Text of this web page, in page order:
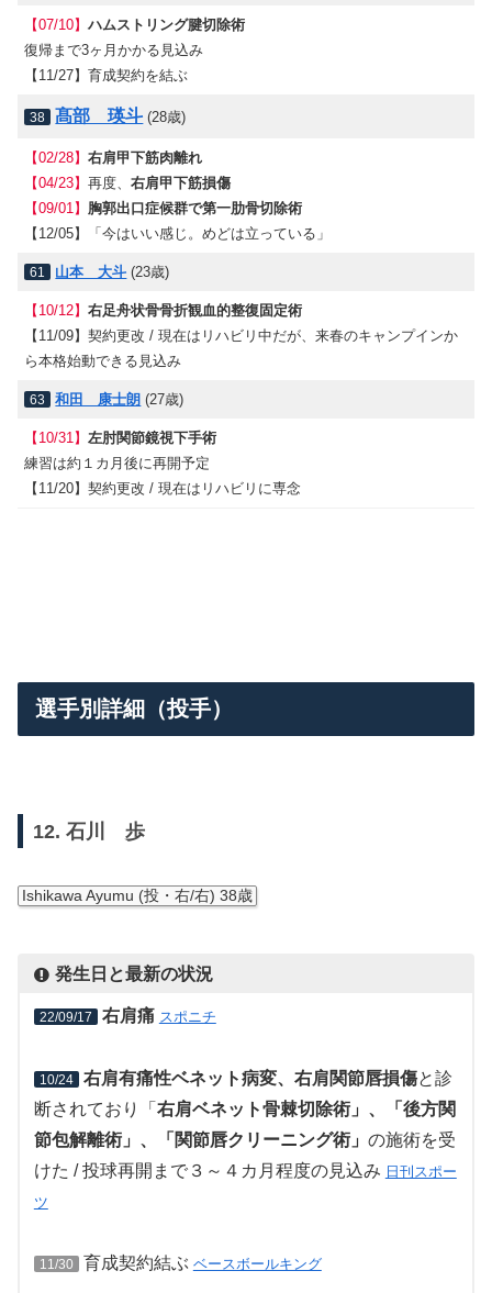
【07/10】ハムストリング腱切除術
復帰まで3ヶ月かかる見込み
【11/27】育成契約を結ぶ
38 髙部 瑛斗 (28歳)
【02/28】右肩甲下筋肉離れ
【04/23】再度、右肩甲下筋損傷
【09/01】 胸郭出口症候群で第一肋骨切除術
【12/05】
「今はいい感じ。めどは立っている」
61 山本 大斗 (23歳)
【10/12】右足舟状骨骨折観血的整復固定術
【11/09】契約更改 / 現在はリハビリ中だが、来春のキャンプインか
ら本格始動できる見込み
63 和田 康士朗 (27歳)
【10/31】左肘関節鏡視下手術
練習は約１カ月後に再開予定
【11/20】契約更改 / 現在はリハビリに専念
選手別詳細（投手）
12. 石川 歩
Ishikawa Ayumu (投・右/右) 38歳
発生日と最新の状況
22/09/17 右肩痛 スポニチ
10/24 右肩有痛性ベネット病変、右肩関節唇損傷と診
断されており「 右肩ベネット骨棘切除術」、「後方関
節包解離術」、「関節唇クリーニング術」 の施術を受
けた / 投球再開まで３～４カ月程度の見込み 日刊スポー
ツ
11/30 育成契約結ぶ ベースボールキング